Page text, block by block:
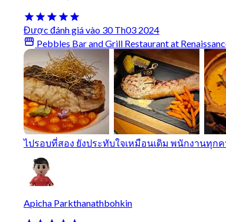
Được đánh giá vào 30 Th03 2024
Pebbles Bar and Grill Restaurant at
ไปรอบที่สอง ยังประทับใจเหมือนเดิม พนักงานทุก
Apicha Parkthanathbohkin